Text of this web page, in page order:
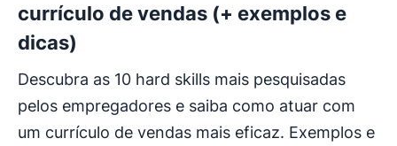
currículo de vendas (+ exemplos e
dicas)
Descubra as 10 hard skills mais pesquisadas
pelos empregadores e saiba como atuar com
um currículo de vendas mais eficaz. Exemplos e